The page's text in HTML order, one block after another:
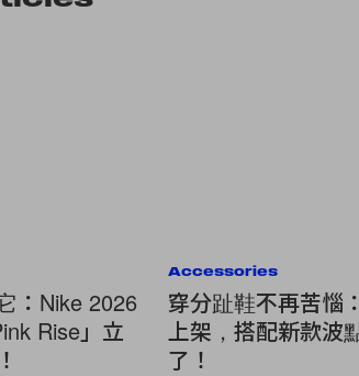
：Nike 2026
Rise」立
Accessories
穿分趾鞋不再苦惱
上架，搭配新款波
了！